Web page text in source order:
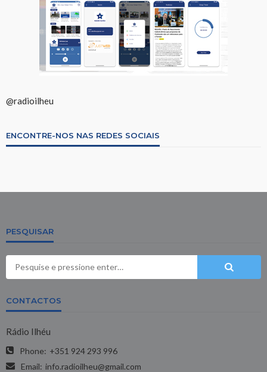
@radioilheu
ENCONTRE-NOS NAS REDES SOCIAIS
PESQUISAR
CONTACTOS
Rádio Ilhéu
Phone: +351 924 293 996
Email: info.radioilheu@gmail.com